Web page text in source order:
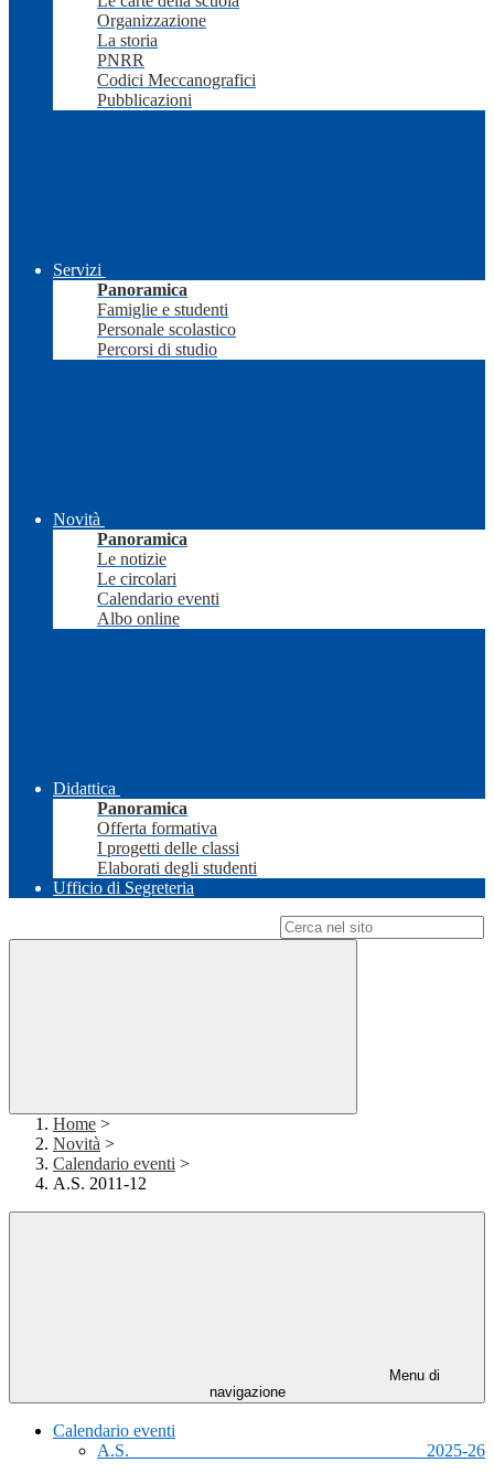
Organizzazione
La storia
PNRR
Codici Meccanografici
Pubblicazioni
Servizi
Panoramica
Famiglie e studenti
Personale scolastico
Percorsi di studio
Novità
Panoramica
Le notizie
Le circolari
Calendario eventi
Albo online
Didattica
Panoramica
Offerta formativa
I progetti delle classi
Elaborati degli studenti
Ufficio di Segreteria
Home >
Novità >
Calendario eventi >
A.S. 2011-12
Menu di
navigazione
Calendario eventi
A.S. 2025-26